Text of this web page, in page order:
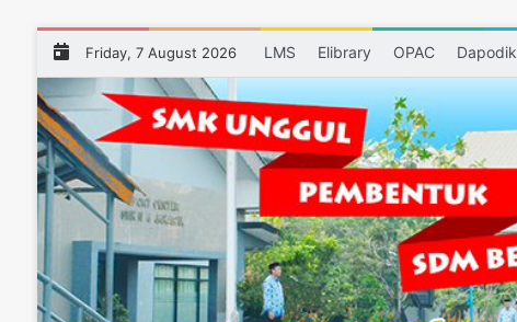
Friday, 7 August 2026 LMS Elibrary OPAC Dapodik